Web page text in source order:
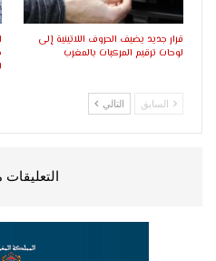
قرار جديد يضيف الحروف اللاتينية إلى
لوحات ترقيم المركبات بالمغرب
السابق التالي